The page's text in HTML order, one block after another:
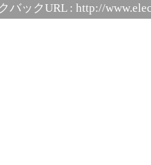
バックURL : http://